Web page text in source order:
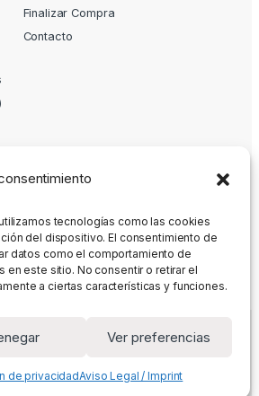
tecnologías como las cookies
del dispositivo. El consentimiento de
datos como el comportamiento de
este sitio. No consentir o retirar el
a ciertas características y funciones.
Ver preferencias
de privacidadAviso Legal / Imprint
Finalizar Compra
Contacto